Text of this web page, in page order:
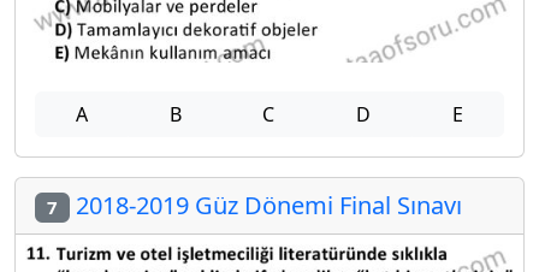
A B C D E
7 2018-2019 Güz Dönemi Final Sınavı